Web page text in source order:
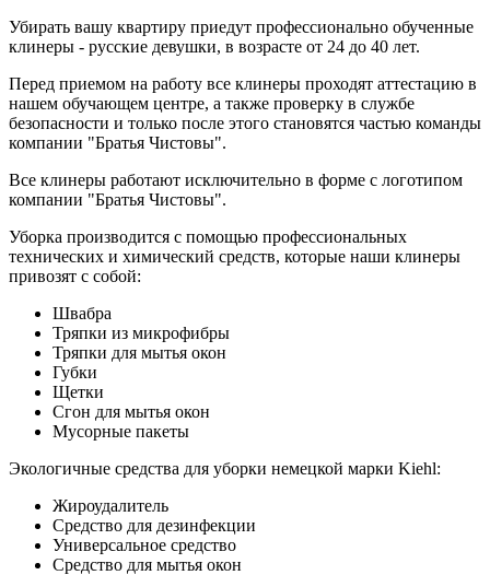
Убирать вашу квартиру приедут профессионально обученные
клинеры - русские девушки, в возрасте от 24 до 40 лет.
Перед приемом на работу все клинеры проходят аттестацию в
нашем обучающем центре, а также проверку в службе
безопасности и только после этого становятся частью команды
компании "Братья Чистовы".
Все клинеры работают исключительно в форме с логотипом
компании "Братья Чистовы".
Уборка производится с помощью профессиональных
технических и химический средств, которые наши клинеры
привозят с собой:
Швабра
Тряпки из микрофибры
Тряпки для мытья окон
Губки
Щетки
Сгон для мытья окон
Мусорные пакеты
Экологичные средства для уборки немецкой марки Kiehl:
Жироудалитель
Средство для дезинфекции
Универсальное средство
Средство для мытья окон